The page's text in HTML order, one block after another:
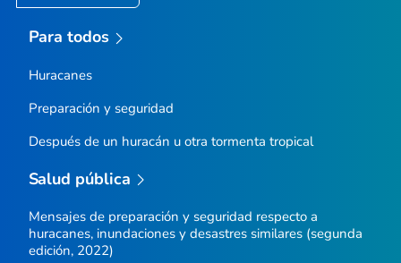
Para todos
Huracanes
Preparación y seguridad
Después de un huracán u otra tormenta tropical
Salud pública
Mensajes de preparación y seguridad respecto a
huracanes, inundaciones y desastres similares (segunda
edición, 2022)